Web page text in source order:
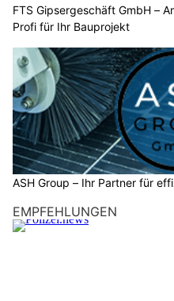
FTS Gipsergeschäft GmbH –
Profi für Ihr Bauprojekt
ASH Group – Ihr Partner für
EMPFEHLUNGEN